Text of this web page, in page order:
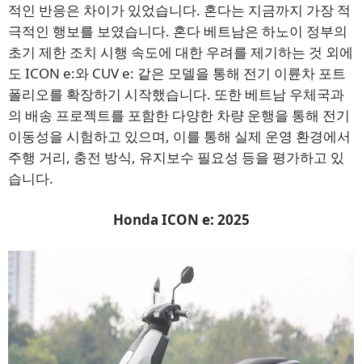
적인 반응은 차이가 있었습니다. 혼다는 지금까지 가장 적
극적인 행보를 보였습니다. 혼다 베트남은 하노이 정부의
초기 제한 조치 시행 속도에 대한 우려를 제기하는 것 외에
도 ICON e:와 CUV e: 같은 모델을 통해 전기 이륜차 포트
폴리오를 확장하기 시작했습니다. 또한 베트남 우체국과
의 배송 프로젝트를 포함한 다양한 차량 운행을 통해 전기
이동성을 시험하고 있으며, 이를 통해 실제 운영 환경에서
주행 거리, 충전 방식, 유지보수 필요성 등을 평가하고 있
습니다.
Honda ICON e: 2025